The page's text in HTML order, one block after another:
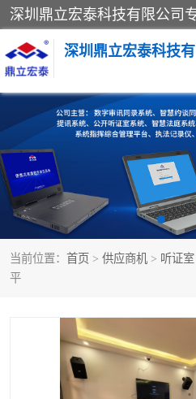
深圳鼎立宏泰科技
当前位置： 首页 > 供应商机 > 听证室
平
同步录音录像设备
数字法庭
远程提讯